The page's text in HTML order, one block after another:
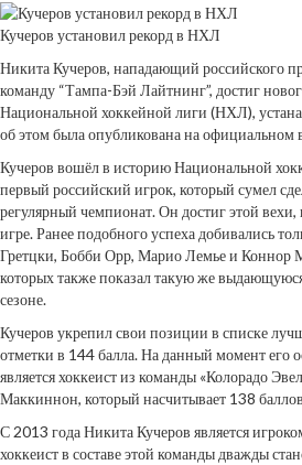
Кучеров установил рекорд в НХЛ
Никита Кучеров, нападающий российского
команду “Тампа-Бэй Лайтнинг”, достиг
Национальной хоккейной лиги (НХЛ),
об этом была опубликована на официальном
Кучеров вошёл в историю Национальной
первый российский игрок, который сумел
регулярный чемпионат. Он достиг этой вехи,
игре. Ранее подобного успеха добивались
Гретцки, Бобби Орр, Марио Лемье и Коннор
которых также показал такую же
сезоне.
Кучеров укрепил свои позиции в списке
отметки в 144 балла. На данный момент его
является хоккеист из команды «Колорадо
Маккиннон, который насчитывает 138
С 2013 года Никита Кучеров является
хоккеист в составе этой команды дважды